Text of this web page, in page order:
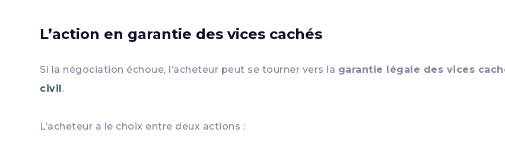
L’action en garantie des vices cachés
Si la négociation échoue, l’acheteur peut se tourner vers la garantie légale des vices
civil.
L’acheteur a le choix entre deux actions :